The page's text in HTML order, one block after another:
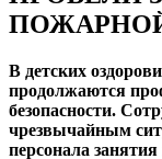
В детских
продолжаются
безопасности.
чрезвычайным
персонала